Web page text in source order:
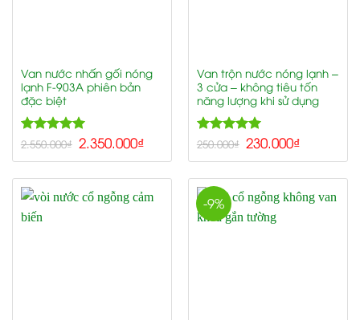
Van nước nhấn gối nóng
lạnh F-903A phiên bản
đặc biệt
Rated5.00
2.550.000₫ 2.350.000₫
Van trộn nước nóng lạnh –
3 cửa – không tiêu tốn
năng lượng khi sử dụng
Rated5.00
250.000₫ 230.000₫
-9%